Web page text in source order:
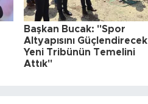
Başkan Bucak: "Spor
Altyapısını Güçlendirecek
Yeni Tribünün Temelini
Attık"